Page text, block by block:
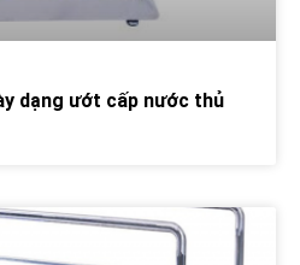
dạng ướt cấp nước thủ